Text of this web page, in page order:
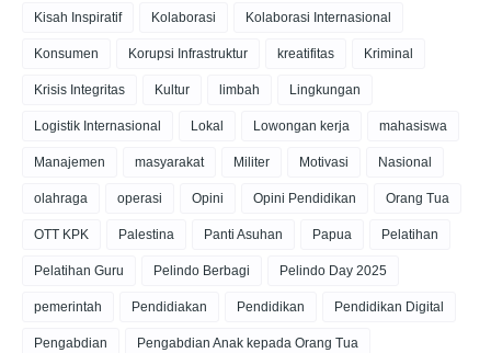
Kisah Inspiratif Kolaborasi Kolaborasi Internasional
Konsumen Korupsi Infrastruktur kreatifitas Kriminal
Krisis Integritas Kultur limbah Lingkungan
Logistik Internasional Lokal Lowongan kerja mahasiswa
Manajemen masyarakat Militer Motivasi Nasional
olahraga operasi Opini Opini Pendidikan Orang Tua
OTT KPK Palestina Panti Asuhan Papua Pelatihan
Pelatihan Guru Pelindo Berbagi Pelindo Day 2025
pemerintah Pendidiakan Pendidikan Pendidikan Digital
Pengabdian Pengabdian Anak kepada Orang Tua